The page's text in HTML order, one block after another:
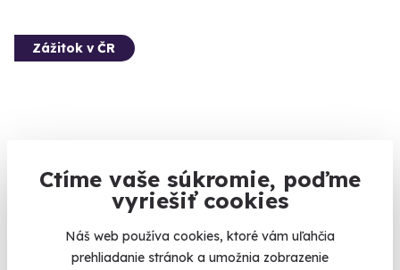
Ctíme vaše súkromie, poďme
vyriešiť cookies
Náš web používa cookies, ktoré vám uľahčia
prehliadanie stránok a umožnia zobrazenie
Zážitok v ČR
Len vy, flyboard a 4 metre pod vami. Lietate!